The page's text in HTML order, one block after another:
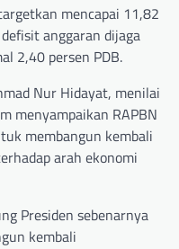
mencapai 11,82
anggaran dijaga
2,40 persen PDB.
Nur Hidayat, menilai
menyampaikan RAPBN
membangun kembali
arah ekonomi
Presiden sebenarnya
kembali